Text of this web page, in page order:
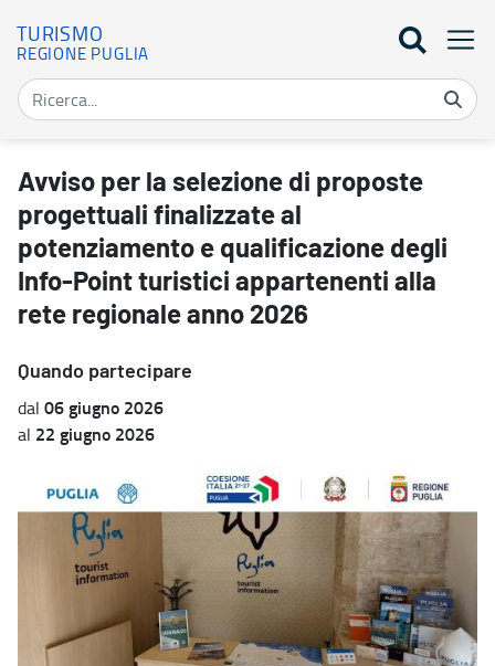
TURISMO
REGIONE PUGLIA
Avviso per la selezione di proposte progettuali finalizzate al
Avviso per la selezione di proposte
progettuali finalizzate al
potenziamento e qualificazione degli
Info-Point turistici appartenenti alla
rete regionale anno 2026
Quando partecipare
dal 06 giugno 2026
al 22 giugno 2026